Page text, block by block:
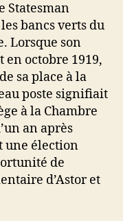
bancs verts du
Lorsque son
octobre 1919,
sa place à la
poste signifiait
à la Chambre
an après
une élection
de
d’Astor et